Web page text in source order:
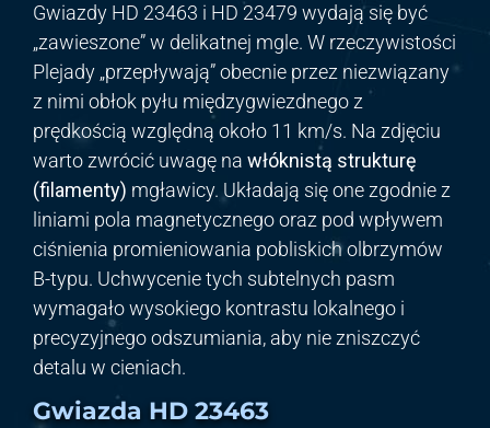
Gwiazdy HD 23463 i HD 23479 wydają się być
„zawieszone” w delikatnej mgle. W rzeczywistości
Plejady „przepływają” obecnie przez niezwiązany
z nimi obłok pyłu międzygwiezdnego z
prędkością względną około 11 km/s. Na zdjęciu
warto zwrócić uwagę na włóknistą strukturę
(filamenty) mgławicy. Układają się one zgodnie z
liniami pola magnetycznego oraz pod wpływem
ciśnienia promieniowania pobliskich olbrzymów
B-typu. Uchwycenie tych subtelnych pasm
wymagało wysokiego kontrastu lokalnego i
precyzyjnego odszumiania, aby nie zniszczyć
detalu w cieniach.
Gwiazda HD 23463